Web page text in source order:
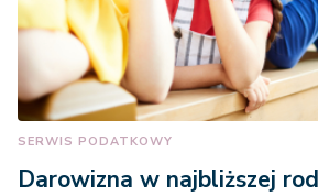
SERWIS PODATKOWY
Darowizna w najbliższej